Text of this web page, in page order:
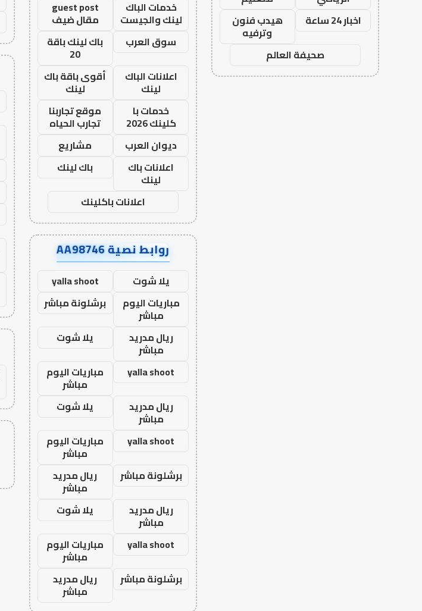
اخبار 24 ساعة
هيدب فنون
وترفيه
صحيفة العالم
خدمات الباك
لينك والجيست
guest post
مقال ضيف
سوق العرب
باك لينك باقة
20
اعلانات الباك
لينك
أقوى باقة باك
لينك
خدمات با
كلينك 2026
موقع تجاربنا
تجارب الحياه
ديوان العرب
مشاريع
اعلانات باك
لينك
باك لينك
اعلانات باكلينك
روابط نصية AA98746
يلا شوت
yalla shoot
مباريات اليوم
مباشر
برشلونة مباشر
ريال مدريد
مباشر
يلا شوت
yalla shoot
مباريات اليوم
مباشر
ريال مدريد
مباشر
يلا شوت
yalla shoot
مباريات اليوم
مباشر
برشلونة مباشر
ريال مدريد
مباشر
ريال مدريد
مباشر
يلا شوت
yalla shoot
مباريات اليوم
مباشر
برشلونة مباشر
ريال مدريد
مباشر